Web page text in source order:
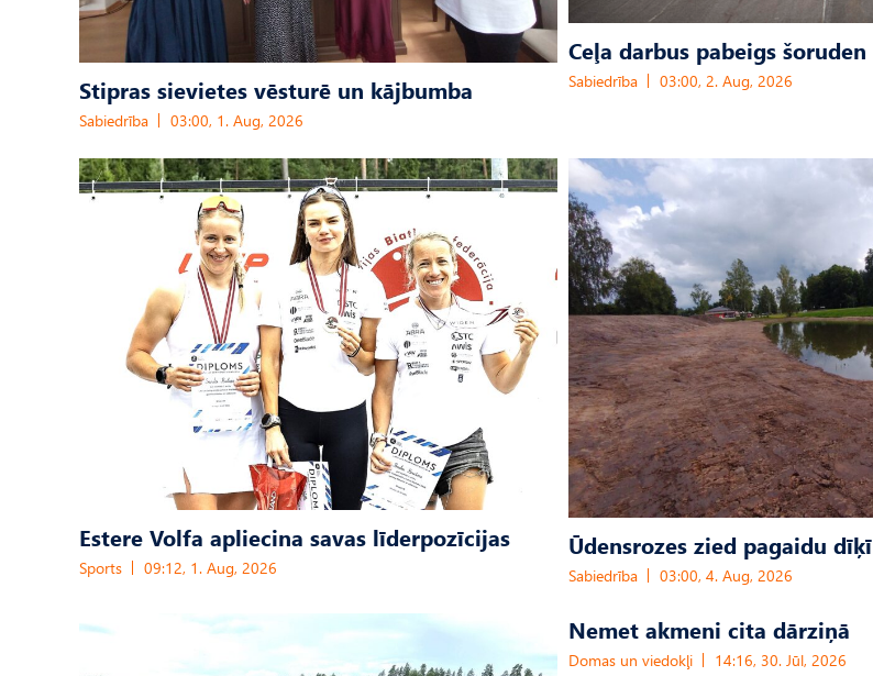
Stipras sievietes vēsturē un kājbumba
Sabiedrība 03:00, 1. Aug, 2026
Ceļa darbus pabeigs šoruden
Sabiedrība 03:00, 2. Aug, 2026
Estere Volfa apliecina savas līderpozīcijas
Sports 09:12, 1. Aug, 2026
Ūdensrozes zied pagaidu dīķī
Sabiedrība 03:00, 4. Aug, 2026
Nemet akmeni cita dārziņā
Domas un viedokļi 14:16, 30. Jūl, 2026